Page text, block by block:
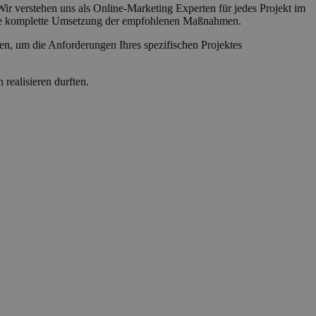
verstehen uns als Online-Marketing Experten für jedes Projekt im
Umsetzung der empfohlenen Maßnahmen.
um die Anforderungen Ihres spezifischen Projektes
realisieren durften.